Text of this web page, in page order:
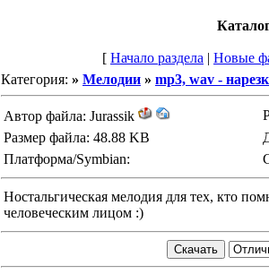
[ Начало раздела | Новые
Категория: » Мелодии » mp3, wav -
Автор файла: Jurassik
Размер файла: 48.88 KB
Платформа/Symbian:
Ностальгическая мелодия для тех, кто
человеческим лицом :)